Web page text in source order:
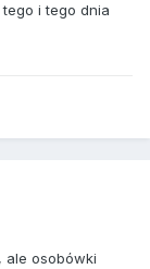
i tego dnia
ale osobówki